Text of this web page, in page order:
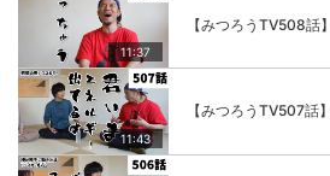
11:37
11:43